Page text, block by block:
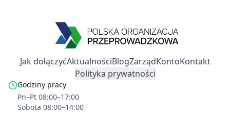
Jak dołączyćAktualnościBlogZarządKontoKontakt
Polityka prywatności
Godziny pracy
Pn–Pt 08:00–17:00
Sobota 08:00–14:00